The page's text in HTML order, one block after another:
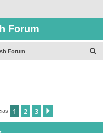
Forum
Forum
1 2 3